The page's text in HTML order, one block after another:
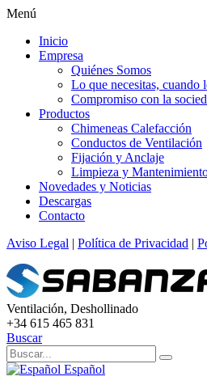
Menú
Inicio
Empresa
Quiénes Somos
Lo que necesitas, cuando
Compromiso con la
Productos
Chimeneas Calefacción
Conductos de Ventilación
Fijación y Anclaje
Limpieza y
Novedades y Noticias
Descargas
Contacto
Aviso Legal | Política de Privacidad |
Ventilación, Deshollinado
+34 615 465 831
Buscar
Español